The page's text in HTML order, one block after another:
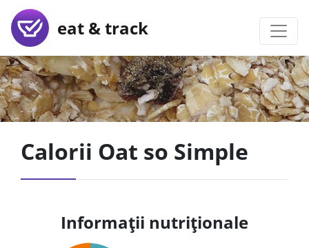
eat & track
Calorii Oat so Simple
Informații nutriționale